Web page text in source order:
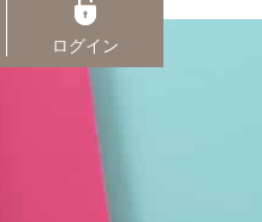
ログイン